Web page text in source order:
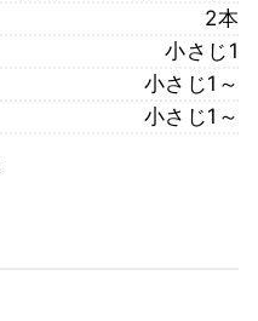
2本
小さじ1
小さじ1～
小さじ1～